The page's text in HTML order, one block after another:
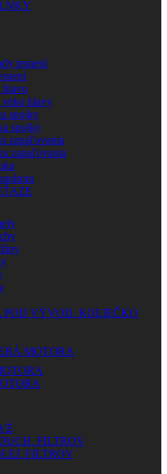
tesnení
hlavu
veko hlavy
spojky
spojky
zapaľovania
zapaľovania
POD VÝVOD. KOLIEČKO
MOTORA
FILTROV
FILTROV